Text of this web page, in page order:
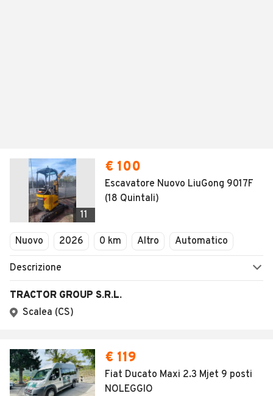
11
€ 100
Escavatore Nuovo LiuGong 9017F
(18 Quintali)
Nuovo 2026 0 km Altro Automatico
Descrizione
TRACTOR GROUP S.R.L.
Scalea (CS)
€ 119
Fiat Ducato Maxi 2.3 Mjet 9 posti
NOLEGGIO